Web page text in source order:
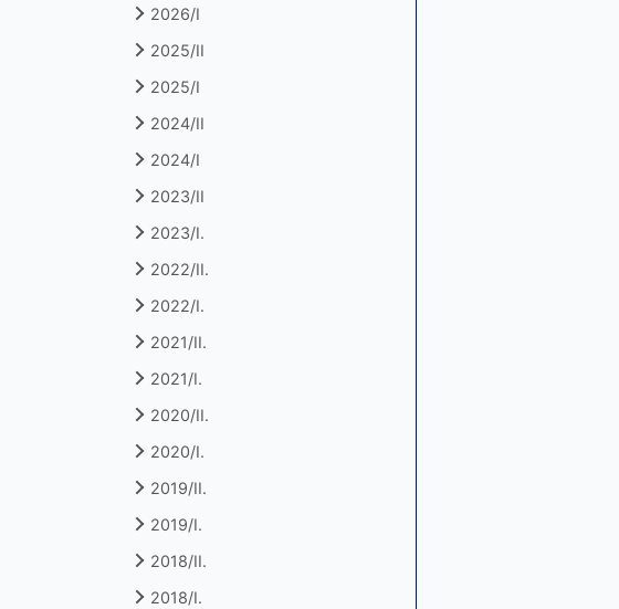
2026/I
2025/II
2025/I
2024/II
2024/I
2023/II
2023/I.
2022/II.
2022/I.
2021/II.
2021/I.
2020/II.
2020/I.
2019/II.
2019/I.
2018/II.
2018/I.